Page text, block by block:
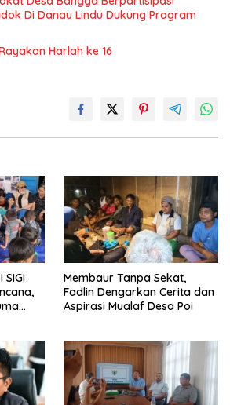
Di Danau Lindu Dukung Program
Harlah ke 16
SIGI
Membaur Tanpa Sekat,
Fadlin Dengarkan Cerita dan
Aspirasi Mualaf Desa Poi